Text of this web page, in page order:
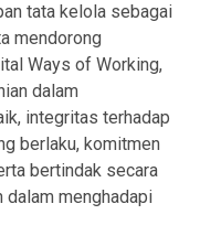
tata kelola sebagai
mendorong
Ways of Working,
dalam
integritas terhadap
berlaku, komitmen
bertindak secara
menghadapi